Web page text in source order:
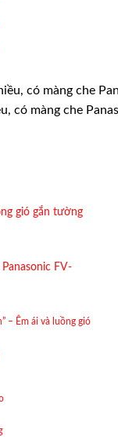
có màng che
gió gắn tường
FV-
– Êm ái và luồng gió